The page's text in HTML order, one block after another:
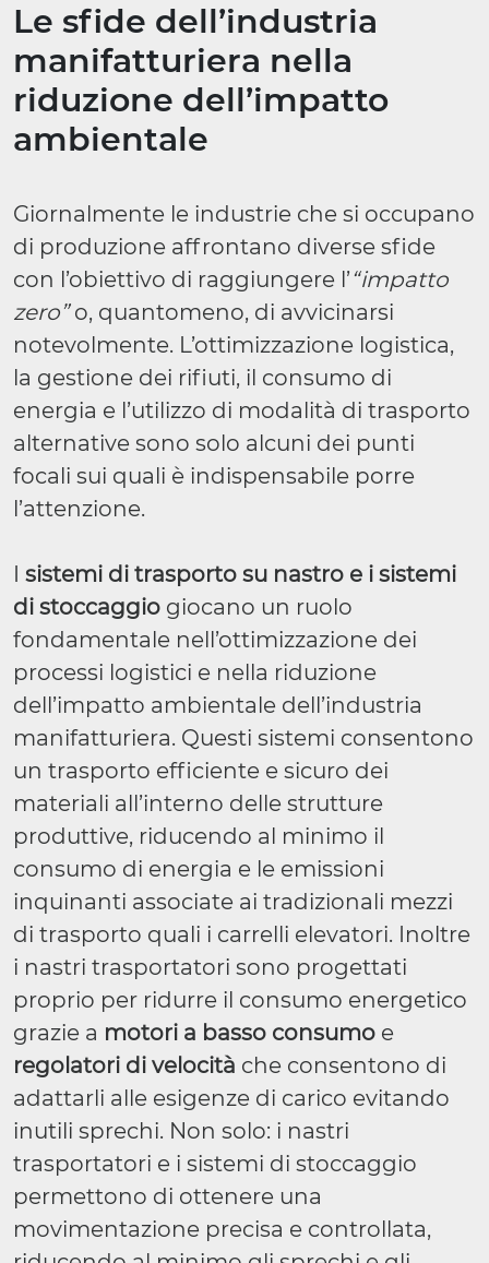
Le sfide dell’industria
manifatturiera nella
riduzione dell’impatto
ambientale
Giornalmente le industrie che si occupano
di produzione affrontano diverse sfide
con l’obiettivo di raggiungere l’“impatto
zero”o, quantomeno, di avvicinarsi
notevolmente. L’ottimizzazione logistica,
la gestione dei rifiuti, il consumo di
energia e l’utilizzo di modalità di trasporto
alternative sono solo alcuni dei punti
focali sui quali è indispensabile porre
l’attenzione.
I sistemi di trasporto su nastro e i sistemi
di stoccaggio giocano un ruolo
fondamentale nell’ottimizzazione dei
processi logistici e nella riduzione
dell’impatto ambientale dell’industria
manifatturiera. Questi sistemi consentono
un trasporto efficiente e sicuro dei
materiali all’interno delle strutture
produttive, riducendo al minimo il
consumo di energia e le emissioni
inquinanti associate ai tradizionali mezzi
di trasporto quali i carrelli elevatori. Inoltre
i nastri trasportatori sono progettati
proprio per ridurre il consumo energetico
grazie a motori a basso consumo e
regolatori di velocità che consentono di
adattarli alle esigenze di carico evitando
inutili sprechi. Non solo: i nastri
trasportatori e i sistemi di stoccaggio
permettono di ottenere una
movimentazione precisa e controllata,